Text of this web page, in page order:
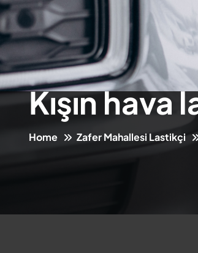
Kışın
Home Zafer Mahallesi Lastikçi